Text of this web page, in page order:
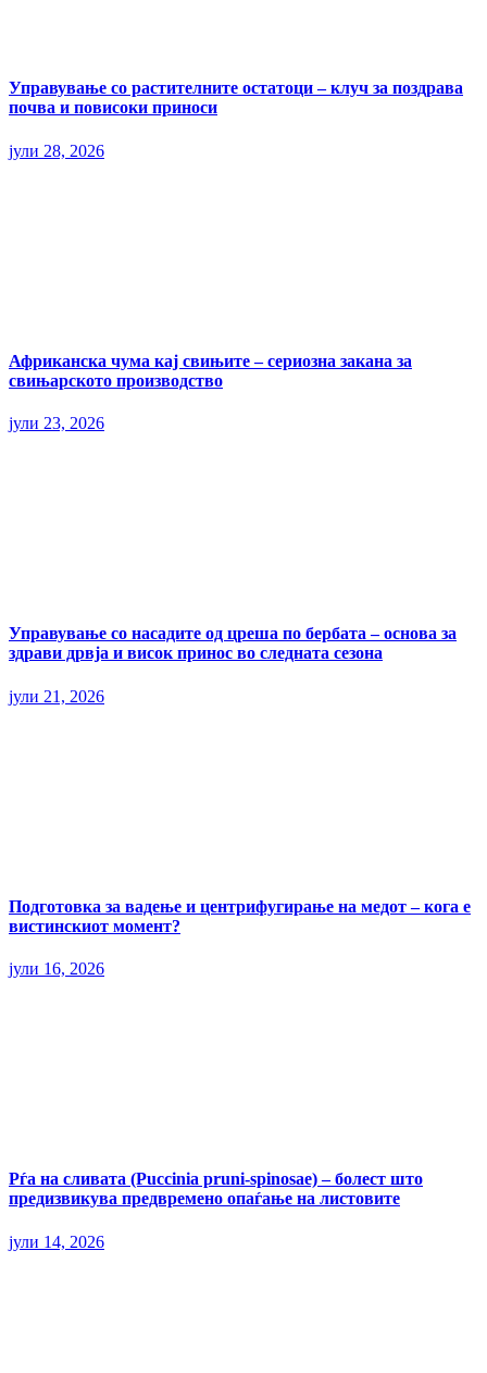
Управување со растителните остатоци – клуч за поздрава
почва и повисоки приноси
јули 28, 2026
Африканска чума кај свињите – сериозна закана за
свињарското производство
јули 23, 2026
Управување со насадите од цреша по бербата – основа за
здрави дрвја и висок принос во следната сезона
јули 21, 2026
Подготовка за вадење и центрифугирање на медот – кога е
вистинскиот момент?
јули 16, 2026
Рѓа на сливата (Puccinia pruni-spinosae) – болест што
предизвикува предвремено опаѓање на листовите
јули 14, 2026